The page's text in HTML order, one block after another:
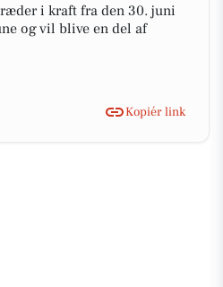
i kraft fra den 30. juni
og vil blive en del af
Kopiér link